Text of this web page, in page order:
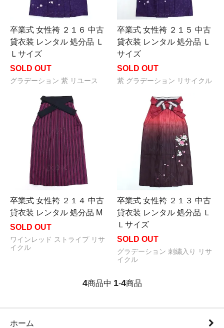
卒業式 女性袴 ２１６ 中古
貸衣装 レンタル 処分品 Ｌ
Ｌサイズ
SOLD OUT
グラデーション 紫 リユース
卒業式 女性袴 ２１５ 中古
貸衣装 レンタル 処分品 Ｌ
サイズ
SOLD OUT
紫 グラデーション リサイクル
卒業式 女性袴 ２１４ 中古
貸衣装 レンタル 処分品 M
SOLD OUT
ワインレッド ストライプ リサ
イクル
卒業式 女性袴 ２１３ 中古
貸衣装 レンタル 処分品 Ｌ
Ｌサイズ
SOLD OUT
グラデーション 刺繍入り リサ
イクル
4商品中 1-4商品
ホーム